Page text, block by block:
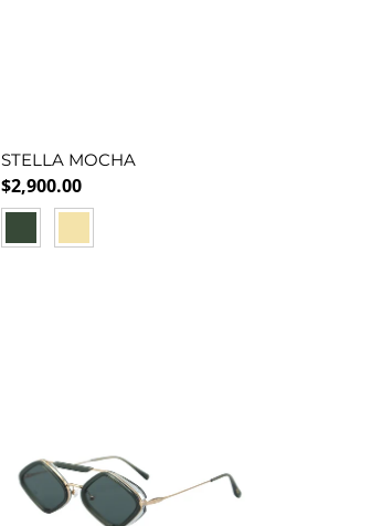
STELLA MOCHA
Precio normal
$2,900.00
GREENGOLD